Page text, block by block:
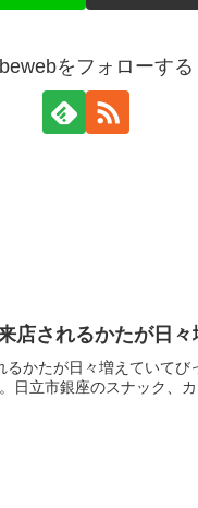
をフォローする
店されるかたが日々
かたが日々増えていてび
日立市銀座のスナック、